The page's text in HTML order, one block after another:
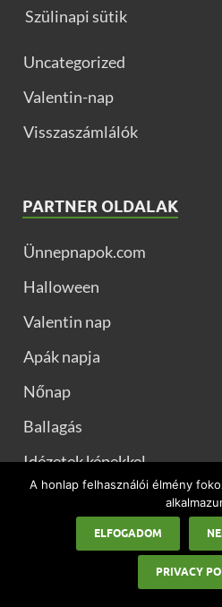
Szülinapi sütik
Uncategorized
Valentin-nap
Visszaszámlálók
PARTNER OLDALAK
Ünnepnapok.com
Halloween
Valentin nap
Apák napja
Nőnap
Ballagás
Idézetek képekkel
Muszaj.com
Kellemes Ünnepeket, karácsonyi
A honlap felhasználói élmény
ELFOGADOM
PRIVACY